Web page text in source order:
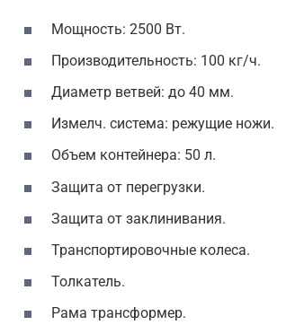
Мощность: 2500 Вт.
Производительность: 100 кг/ч.
Диаметр ветвей: до 40 мм.
Измелч. система: режущие ножи.
Объем контейнера: 50 л.
Защита от перегрузки.
Защита от заклинивания.
Транспортировочные колеса.
Толкатель.
Рама трансформер.